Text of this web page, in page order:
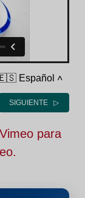
Español ˄
SIGUIENTE ▷
para